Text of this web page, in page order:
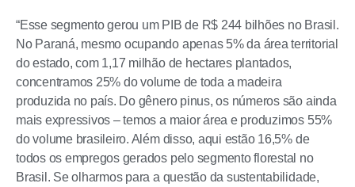
“Esse segmento gerou um PIB de R$ 244 bilhões no Brasil.
No Paraná, mesmo ocupando apenas 5% da área territorial
do estado, com 1,17 milhão de hectares plantados,
concentramos 25% do volume de toda a madeira
produzida no país. Do gênero pinus, os números são ainda
mais expressivos – temos a maior área e produzimos 55%
do volume brasileiro. Além disso, aqui estão 16,5% de
todos os empregos gerados pelo segmento florestal no
Brasil. Se olharmos para a questão da sustentabilidade,